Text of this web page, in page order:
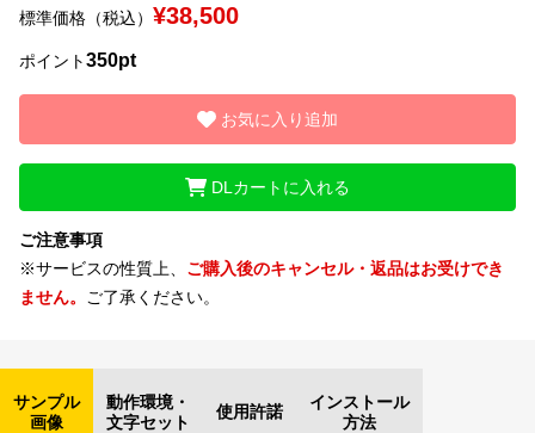
お問い合わせ
セット or 単体
価格帯
リセット 検索
標準価格（税込） ¥38,500
ポイント350pt
お気に入り追加
DLカートに入れる
ご注意事項
※サービスの性質上、 ご購入後のキャンセル・返品はお受けでき
ません。
ご了承ください。
サンプル
画像
動作環境・
文字セット
使用許諾
インストール
方法